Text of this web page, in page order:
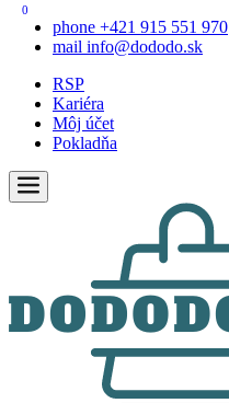
phone +421 915 551 970
mail info@dododo.sk
RSP
Kariéra
Môj účet
Pokladňa
0